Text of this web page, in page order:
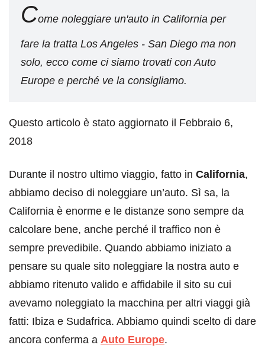
Come noleggiare un'auto in California per
fare la tratta Los Angeles - San Diego ma non
solo, ecco come ci siamo trovati con Auto
Europe e perché ve la consigliamo.
Questo articolo è stato aggiornato il Febbraio 6,
2018
Durante il nostro ultimo viaggio, fatto in California,
abbiamo deciso di noleggiare un’auto. Sì sa, la
California è enorme e le distanze sono sempre da
calcolare bene, anche perché il traffico non è
sempre prevedibile. Quando abbiamo iniziato a
pensare su quale sito noleggiare la nostra auto e
abbiamo ritenuto valido e affidabile il sito su cui
avevamo noleggiato la macchina per altri viaggi già
fatti: Ibiza e Sudafrica. Abbiamo quindi scelto di dare
ancora conferma a Auto Europe.